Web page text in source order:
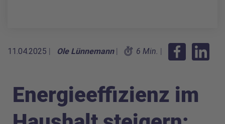
11.04.2025 | Ole Lünnemann | 6 Min. |
Energieeffizienz im